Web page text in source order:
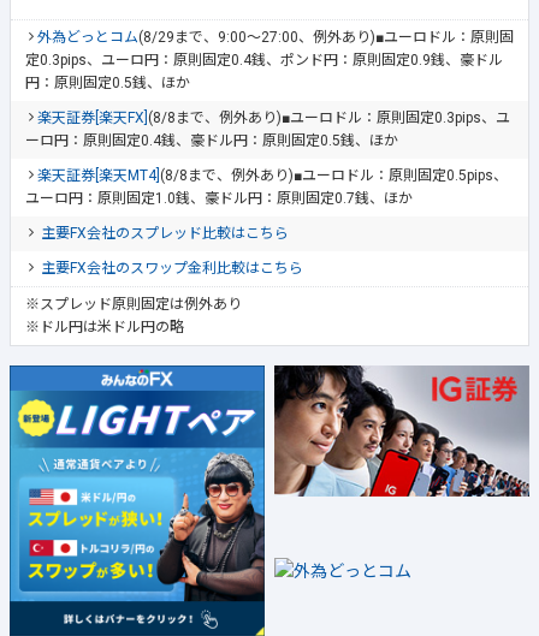
外為どっとコム(8/29まで、9:00～27:00、例外あり)■ユーロドル：原則固
定0.3pips、ユーロ円：原則固定0.4銭、ポンド円：原則固定0.9銭、豪ドル
円：原則固定0.5銭、ほか
楽天証券[楽天FX] (8/8まで、例外あり)■ユーロドル：原則固定0.3pips、ユ
ーロ円：原則固定0.4銭、豪ドル円：原則固定0.5銭、ほか
楽天証券[楽天MT4] (8/8まで、例外あり)■ユーロドル：原則固定0.5pips、
ユーロ円：原則固定1.0銭、豪ドル円：原則固定0.7銭、ほか
主要FX会社のスプレッド比較はこちら
主要FX会社のスワップ金利比較はこちら
※スプレッド原則固定は例外あり
※ドル円は米ドル円の略